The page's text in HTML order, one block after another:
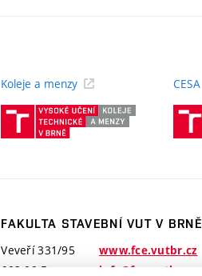
Koleje a menzy
(externí
CESA
FAKULTA STAVEBNÍ VUT V BRNĚ
Veveří 331/95
602 00 Brno
www.fce.vutbr.cz
info@fce.vutbr.cz